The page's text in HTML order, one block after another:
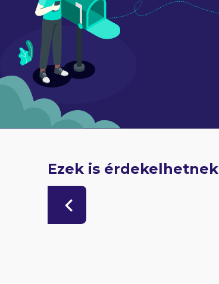
Ezek is érdekelhetnek